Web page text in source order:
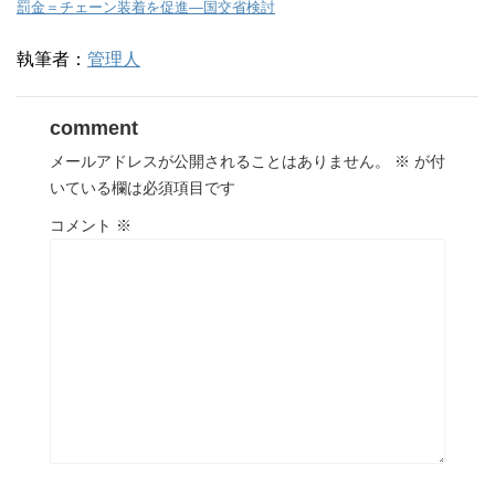
罰金＝チェーン装着を促進―国交省検討
執筆者： 管理人
comment
メールアドレスが公開されることはありません。 ※ が付
いている欄は必須項目です
コメント ※